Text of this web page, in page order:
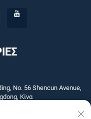
No. 56 Shencun Avenue,
Κίνα